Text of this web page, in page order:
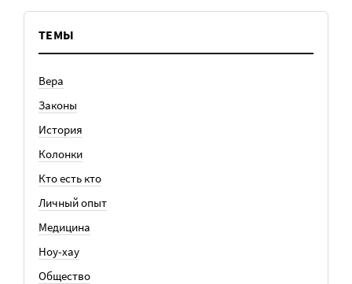
ТЕМЫ
Вера
Законы
История
Колонки
Кто есть кто
Личный опыт
Медицина
Ноу-хау
Общество